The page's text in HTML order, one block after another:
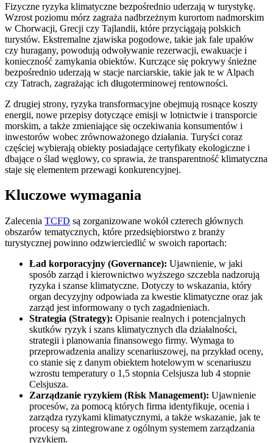
Fizyczne ryzyka klimatyczne bezpośrednio uderzają w turystykę.
Wzrost poziomu mórz zagraża nadbrzeżnym kurortom nadmorskim
w Chorwacji, Grecji czy Tajlandii, które przyciągają polskich
turystów. Ekstremalne zjawiska pogodowe, takie jak fale upałów
czy huragany, powodują odwoływanie rezerwacji, ewakuacje i
konieczność zamykania obiektów. Kurczące się pokrywy śnieżne
bezpośrednio uderzają w stacje narciarskie, takie jak te w Alpach
czy Tatrach, zagrażając ich długoterminowej rentowności.
Z drugiej strony, ryzyka transformacyjne obejmują rosnące koszty
energii, nowe przepisy dotyczące emisji w lotnictwie i transporcie
morskim, a także zmieniające się oczekiwania konsumentów i
inwestorów wobec zrównoważonego działania. Turyści coraz
częściej wybierają obiekty posiadające certyfikaty ekologiczne i
dbające o ślad węglowy, co sprawia, że transparentność klimatyczna
staje się elementem przewagi konkurencyjnej.
Kluczowe wymagania
Zalecenia TCFD są zorganizowane wokół czterech głównych
obszarów tematycznych, które przedsiębiorstwo z branży
turystycznej powinno odzwierciedlić w swoich raportach:
Ład korporacyjny (Governance): Ujawnienie, w jaki
sposób zarząd i kierownictwo wyższego szczebla nadzorują
ryzyka i szanse klimatyczne. Dotyczy to wskazania, który
organ decyzyjny odpowiada za kwestie klimatyczne oraz jak
zarząd jest informowany o tych zagadnieniach.
Strategia (Strategy): Opisanie realnych i potencjalnych
skutków ryzyk i szans klimatycznych dla działalności,
strategii i planowania finansowego firmy. Wymaga to
przeprowadzenia analizy scenariuszowej, na przykład oceny,
co stanie się z danym obiektem hotelowym w scenariuszu
wzrostu temperatury o 1,5 stopnia Celsjusza lub 4 stopnie
Celsjusza.
Zarządzanie ryzykiem (Risk Management): Ujawnienie
procesów, za pomocą których firma identyfikuje, ocenia i
zarządza ryzykami klimatycznymi, a także wskazanie, jak te
procesy są zintegrowane z ogólnym systemem zarządzania
ryzykiem.